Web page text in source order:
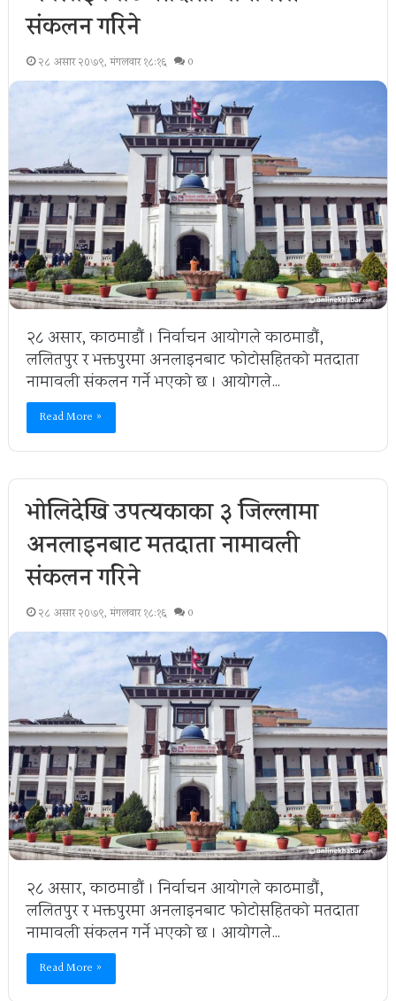
संकलन गरिने
२८ असार २०७९, मंगलवार १८:१६ 0
२८ असार, काठमाडौं । निर्वाचन आयोगले काठमाडौं,
ललितपुर र भक्तपुरमा अनलाइनबाट फोटोसहितको मतदाता
नामावली संकलन गर्ने भएको छ । आयोगले…
Read More »
भोलिदेखि उपत्यकाका ३ जिल्लामा
अनलाइनबाट मतदाता नामावली
संकलन गरिने
२८ असार २०७९, मंगलवार १८:१६ 0
२८ असार, काठमाडौं । निर्वाचन आयोगले काठमाडौं,
ललितपुर र भक्तपुरमा अनलाइनबाट फोटोसहितको मतदाता
नामावली संकलन गर्ने भएको छ । आयोगले…
Read More »